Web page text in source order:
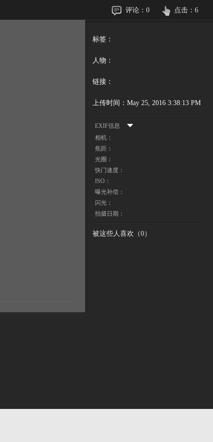
点击： 6
评论： 0
标签：
人物：
链接：
上传时间： May 25, 2016 3:38:13 PM
EXIF信息
相机：
焦距：
光圈：
快门速度：
ISO：
曝光补偿：
闪光：
拍摄日期：
被这些人喜欢（0）